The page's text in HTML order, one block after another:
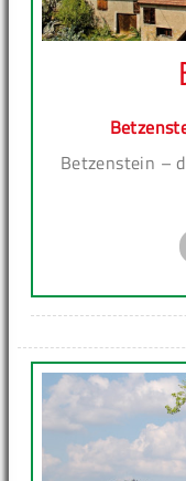
Betzenstein –